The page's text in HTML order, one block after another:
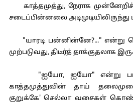
காத்தமுத்து, நேராக
சடைப்பின்னலை அடிமுடியிலிருந்து
"யாரடி பன்னின்னே?..." என்று
முற்படுவது, திடீர்த் தாக்குதலாக
"ஐயோ, ஐயோ" என்று
காத்தமுத்துவின் தாய்
குறுக்கே' செல்லா வசைகள்